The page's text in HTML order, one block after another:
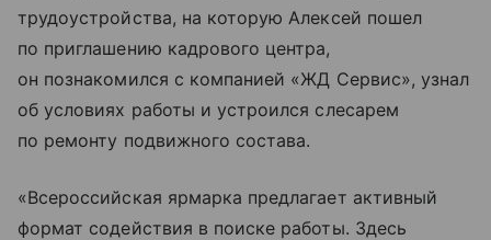
трудоустройства, на которую Алексей пошел
по приглашению кадрового центра,
он познакомился с компанией «ЖД Сервис», узнал
об условиях работы и устроился слесарем
по ремонту подвижного состава.
«Всероссийская ярмарка предлагает активный
формат содействия в поиске работы. Здесь